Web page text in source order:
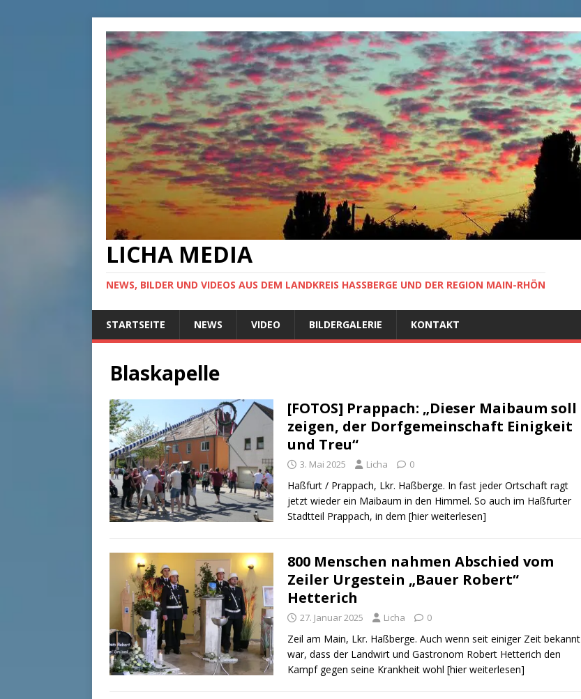
LICHA MEDIA
NEWS, BILDER UND VIDEOS AUS DEM LANDKREIS HASSBERGE UND DER REGION MAIN-RHÖN
STARTSEITE NEWS VIDEO BILDERGALERIE KONTAKT
Blaskapelle
[FOTOS] Prappach: „Dieser Maibaum soll
zeigen, der Dorfgemeinschaft Einigkeit
und Treu“
3. Mai 2025 Licha 0
Haßfurt / Prappach, Lkr. Haßberge. In fast jeder Ortschaft ragt
jetzt wieder ein Maibaum in den Himmel. So auch im Haßfurter
Stadtteil Prappach, in dem [hier weiterlesen]
800 Menschen nahmen Abschied vom
Zeiler Urgestein „Bauer Robert“
Hetterich
27. Januar 2025 Licha 0
Zeil am Main, Lkr. Haßberge. Auch wenn seit einiger Zeit bekannt
war, dass der Landwirt und Gastronom Robert Hetterich den
Kampf gegen seine Krankheit wohl [hier weiterlesen]